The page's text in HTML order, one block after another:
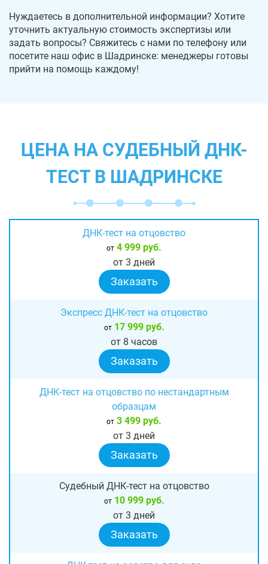
Нуждаетесь в дополнительной информации? Хотите
уточнить актуальную стоимость экспертизы или
задать вопросы? Свяжитесь с нами по телефону или
посетите наш офис в Шадринске: менеджеры готовы
прийти на помощь каждому!
ЦЕНА НА СУДЕБНЫЙ ДНК-
ТЕСТ В ШАДРИНСКЕ
ДНК-тест на отцовство
от 4 999 руб.
от 3 дней
Заказать
Экспресс ДНК-тест на отцовство
от17 999 руб.
от 8 часов
Заказать
ДНК-тест на отцовство по нестандартным
образцам
от 3 499 руб.
от 3 дней
Заказать
Судебный ДНК-тест на отцовство
от10 999 руб.
от 3 дней
Заказать